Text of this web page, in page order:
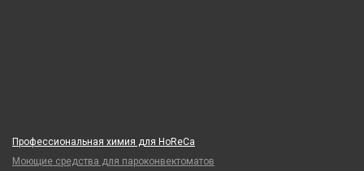
Профессиональная химия для HoReCa
Моющие средства для пароконвектоматов